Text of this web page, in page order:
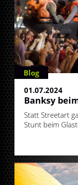
Blog
01.07.2024
Banksy
Statt Streetart
Stunt beim